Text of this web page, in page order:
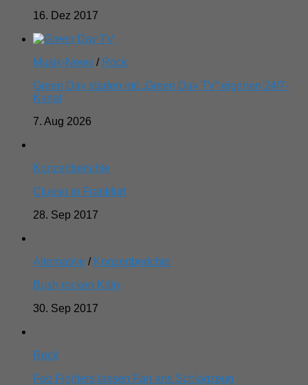
16. Dez 2017
Musik-News / Rock
Green Day starten mit „Green Day TV“ eigenen 24/7-
Kanal
7. Aug 2026
Konzertberichte
Clueso in Frankfurt
28. Sep 2017
Alternative / Konzertberichte
Bush rocken Köln
30. Sep 2017
Rock
Foo Fighters lassen Fan ans Schlagzeug